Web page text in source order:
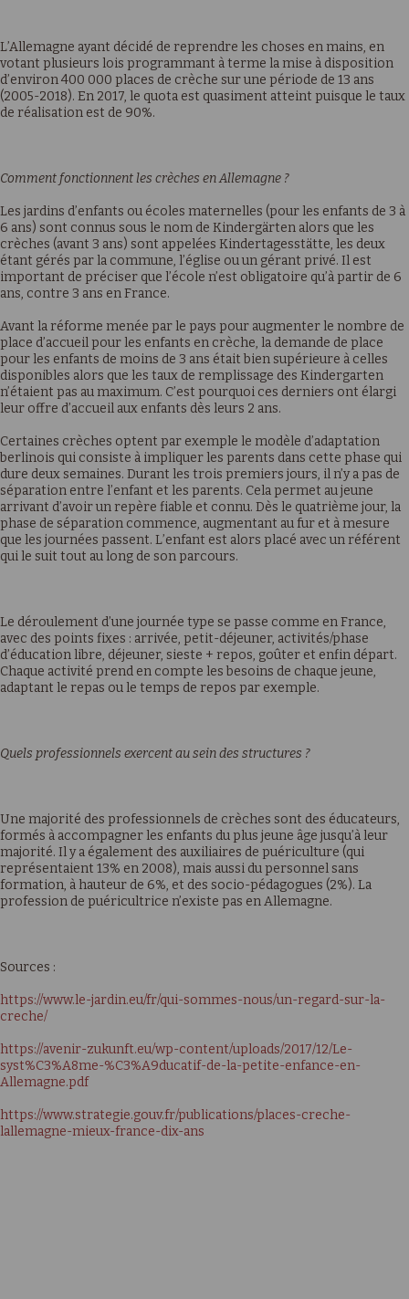
L’Allemagne ayant décidé de reprendre les choses en mains, en
votant plusieurs lois programmant à terme la mise à disposition
d’environ 400 000 places de crèche sur une période de 13 ans
(2005-2018). En 2017, le quota est quasiment atteint puisque le taux
de réalisation est de 90%.
Comment fonctionnent les crèches en Allemagne ?
Les jardins d’enfants ou écoles maternelles (pour les enfants de 3 à
6 ans) sont connus sous le nom de Kindergärten alors que les
crèches (avant 3 ans) sont appelées Kindertagesstätte, les deux
étant gérés par la commune, l’église ou un gérant privé. Il est
important de préciser que l’école n’est obligatoire qu’à partir de 6
ans, contre 3 ans en France.
Avant la réforme menée par le pays pour augmenter le nombre de
place d’accueil pour les enfants en crèche, la demande de place
pour les enfants de moins de 3 ans était bien supérieure à celles
disponibles alors que les taux de remplissage des Kindergarten
n’étaient pas au maximum. C’est pourquoi ces derniers ont élargi
leur offre d’accueil aux enfants dès leurs 2 ans.
Certaines crèches optent par exemple le modèle d’adaptation
berlinois qui consiste à impliquer les parents dans cette phase qui
dure deux semaines. Durant les trois premiers jours, il n’y a pas de
séparation entre l’enfant et les parents. Cela permet au jeune
arrivant d’avoir un repère fiable et connu. Dès le quatrième jour, la
phase de séparation commence, augmentant au fur et à mesure
que les journées passent. L’enfant est alors placé avec un référent
qui le suit tout au long de son parcours.
Le déroulement d’une journée type se passe comme en France,
avec des points fixes : arrivée, petit-déjeuner, activités/phase
d’éducation libre, déjeuner, sieste + repos, goûter et enfin départ.
Chaque activité prend en compte les besoins de chaque jeune,
adaptant le repas ou le temps de repos par exemple.
Quels professionnels exercent au sein des structures ?
Une majorité des professionnels de crèches sont des éducateurs,
formés à accompagner les enfants du plus jeune âge jusqu’à leur
majorité. Il y a également des auxiliaires de puériculture (qui
représentaient 13% en 2008), mais aussi du personnel sans
formation, à hauteur de 6%, et des socio-pédagogues (2%). La
profession de puéricultrice n’existe pas en Allemagne.
Sources :
https://www.le-jardin.eu/fr/qui-sommes-nous/un-regard-sur-la-
creche/
https://avenir-zukunft.eu/wp-content/uploads/2017/12/Le-
syst%C3%A8me-%C3%A9ducatif-de-la-petite-enfance-en-
Allemagne.pdf
https://www.strategie.gouv.fr/publications/places-creche-
lallemagne-mieux-france-dix-ans